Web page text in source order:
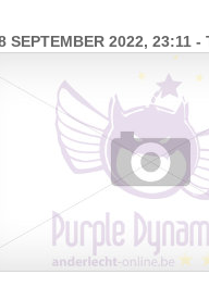
SEPTEMBER 2022, 23:11 -